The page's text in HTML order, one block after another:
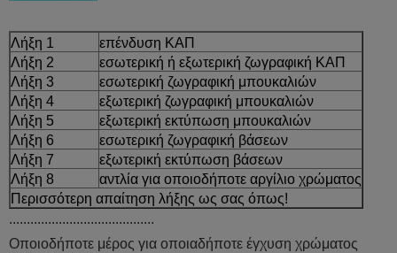
Λήξη 1
επένδυση ΚΑΠ
Λήξη 2
εσωτερική ή εξωτερική ζωγραφική ΚΑΠ
Λήξη 3
εσωτερική ζωγραφική μπουκαλιών
Λήξη 4
εξωτερική ζωγραφική μπουκαλιών
Λήξη 5
εξωτερική εκτύπωση μπουκαλιών
Λήξη 6
εσωτερική ζωγραφική βάσεων
Λήξη 7
εξωτερική εκτύπωση βάσεων
Λήξη 8
αντλία για οποιοδήποτε αργίλιο χρώματος
Περισσότερη απαίτηση λήξης ως σας όπως!
.........................................
Οποιοδήποτε μέρος για οποιαδήποτε έγχυση χρώματος